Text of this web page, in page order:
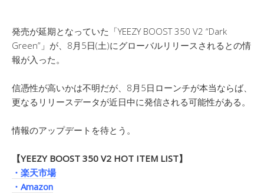
発売が延期となっていた「YEEZY BOOST 350 V2 “Dark
Green”」が、8月5日(土)にグローバルリリースされるとの情
報が入った。
信憑性が高いかは不明だが、8月5日ローンチが本当ならば、
更なるリリースデータが近日中に発信される可能性がある。
情報のアップデートを待とう。
【YEEZY BOOST 350 V2 HOT ITEM LIST】
・楽天市場
・Amazon